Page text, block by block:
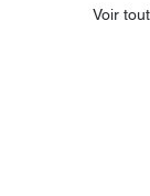
Voir tout